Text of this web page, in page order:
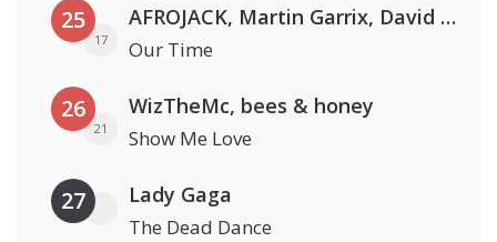
25
17
AFROJACK, Martin Garrix, David Guetta & Amél
Our Time
26
21
WizTheMc, bees & honey
Show Me Love
27 Lady Gaga
The Dead Dance